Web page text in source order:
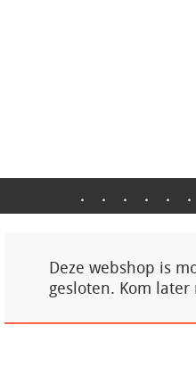
. . . . . .
Deze webshop is
gesloten. Kom later